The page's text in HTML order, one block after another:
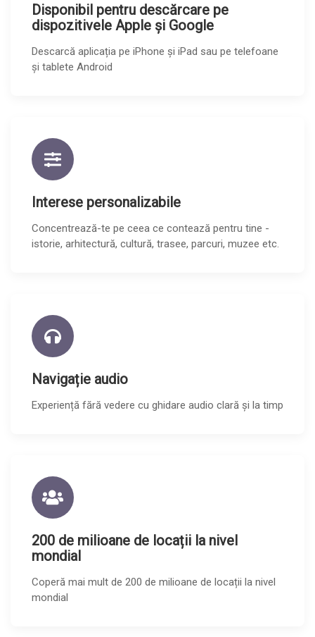
Disponibil pentru descărcare pe
dispozitivele Apple și Google
Descarcă aplicația pe iPhone și iPad sau pe telefoane
și tablete Android
Interese personalizabile
Concentrează-te pe ceea ce contează pentru tine -
istorie, arhitectură, cultură, trasee, parcuri, muzee etc.
Navigație audio
Experiență fără vedere cu ghidare audio clară și la timp
200 de milioane de locații la nivel
mondial
Coperă mai mult de 200 de milioane de locații la nivel
mondial